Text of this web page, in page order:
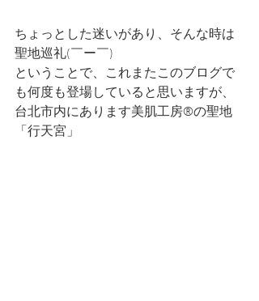
ちょっとした迷いがあり、そんな時は
聖地巡礼(￣ー￣)
ということで、これまたこのブログで
も何度も登場していると思いますが、
台北市内にあります美肌工房®の聖地
「行天宮」